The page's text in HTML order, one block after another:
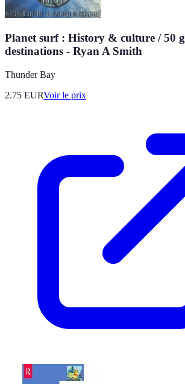
Planet surf : History & culture / 50
destinations - Ryan A Smith
Thunder Bay
2.75 EURVoir le prix